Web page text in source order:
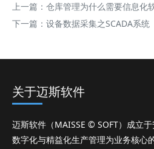
上一篇： 仓库管理为什么需要信息化
下一篇： 设备数据采集之SCADA系统
关于迈斯软件
迈斯软件（MAISSE © SOFT）成立
数字化与精益化生产管理为业务核心